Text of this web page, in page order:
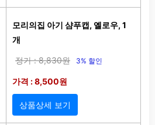
모리의집 아기 샴푸캡, 옐로우, 1
개
정가 : 8,830원 3% 할인
가격 : 8,500원
상품상세 보기